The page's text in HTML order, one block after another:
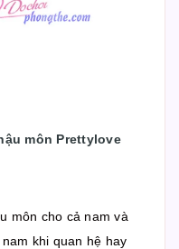
môn Prettylove
môn cho cả nam và
khi quan hệ hay